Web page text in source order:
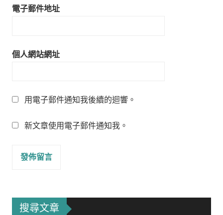
電子郵件地址
個人網站網址
用電子郵件通知我後續的迴響。
新文章使用電子郵件通知我。
搜尋文章